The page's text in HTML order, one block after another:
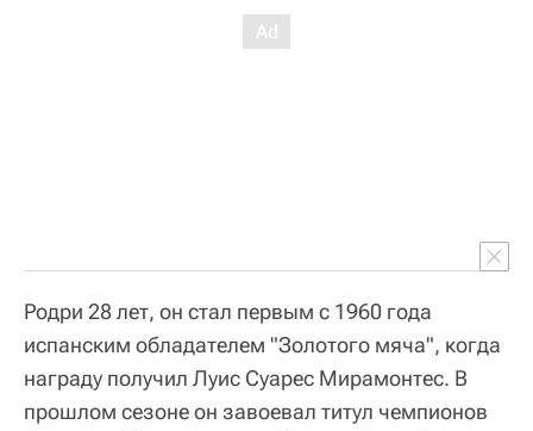
Родри 28 лет, он стал первым с 1960 года
испанским обладателем "Золотого мяча", когда
награду получил Луис Суарес Мирамонтес. В
прошлом сезоне он завоевал титул чемпионов